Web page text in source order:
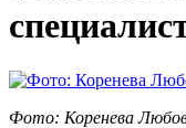
Фото: Коренева